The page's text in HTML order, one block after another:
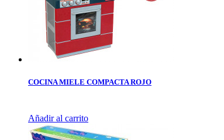
COCINA MIELE COMPACTA ROJO
Añadir al carrito